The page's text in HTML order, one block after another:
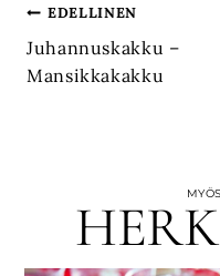
Artikkelien
selaus
EDELLINEN
Juhannuskakku –
Mansikkakakku